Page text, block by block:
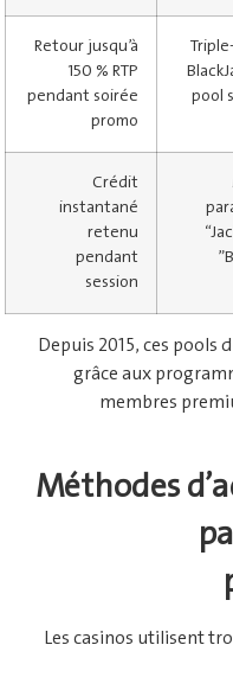
pool
Retour jusqu’à
150 % RTP
pendant soirée
promo
Crédit
instantané
retenu
pendant
session
Depuis 2015, ces
grâce aux
membres
Méthodes
Les casinos utilisent